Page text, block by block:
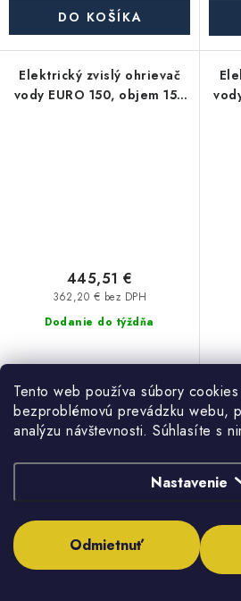
Tento web používa súbory
bezproblémovú prevádzku webu,
analýzu návštevnosti. Súhlasíte s
Nastavenie
Odmietnuť
DO KOŠÍKA
Elektrický zvislý ohrievač
vody EURO 150, objem 150
Dodanie do týždňa
362,20 € bez DPH
445,51 €
DO KOŠÍKA
2 kW